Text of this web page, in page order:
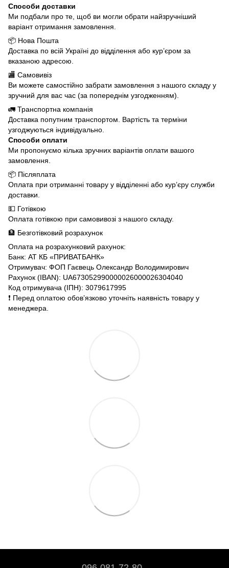
Способи доставки
Ми подбали про те, щоб ви могли обрати найзручніший
варіант отримання замовлення.
📦 Нова Пошта
Доставка по всій Україні до відділення або кур’єром за
вказаною адресою.
🏬 Самовивіз
Ви можете самостійно забрати замовлення з нашого складу у
зручний для вас час (за попереднім узгодженням).
🚛 Транспортна компанія
Доставка попутним транспортом. Вартість та терміни
узгоджуються індивідуально.
Способи оплати
Ми пропонуємо кілька зручних варіантів оплати вашого
замовлення.
📦 Післяплата
Оплата при отриманні товару у відділенні або кур’єру служби
доставки.
💵 Готівкою
Оплата готівкою при самовивозі з нашого складу.
🏦 Безготівковий розрахунок
Оплата на розрахунковий рахунок:
Банк: АТ КБ «ПРИВАТБАНК»
Отримувач: ФОП Гаєвець Олександр Володимирович
Рахунок (IBAN): UA673052990000026000026304040
Код отримувача (ІПН): 3079617995
❗️ Перед оплатою обов’язково уточніть наявність товару у
менеджера.